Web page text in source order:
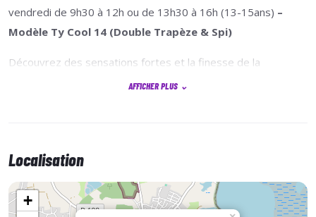
vendredi de 9h30 à 12h ou de 13h30 à 16h (13-15ans) –
Modèle Ty Cool 14 (Double Trapèze & Spi)
Découvrez des sensations fortes et la finesse de la
navigation sur un catamaran sportif ! Ce stage s’adresse à
performant, idéal pour apprendre à gérer la vitesse et les
réglages fins. Équipé dudouble trapèze, il permet aux
AFFICHER PLUS ⌄
Localisation
+